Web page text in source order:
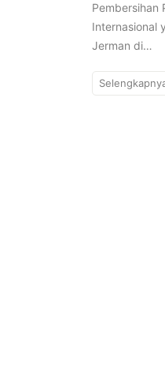
Pembersihan
Internasional
Jerman di…